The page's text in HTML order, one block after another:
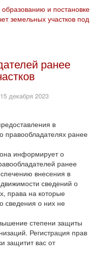
и постановке
земельных участков под
ранее
15 декабря 2023
в
правообладателях ранее
информирует о
ранее
внесения в
сведений о
права на которые
сведения о них не
степени защиты
Регистрация прав
защитит вас от